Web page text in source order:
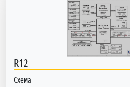
R12
Схема